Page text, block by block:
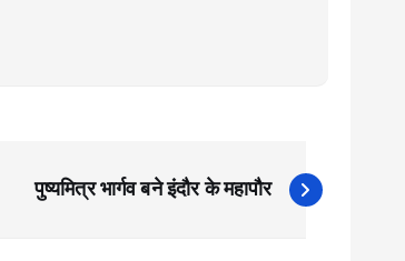
पुष्यमित्र भार्गव बने इंदौर के महापौर